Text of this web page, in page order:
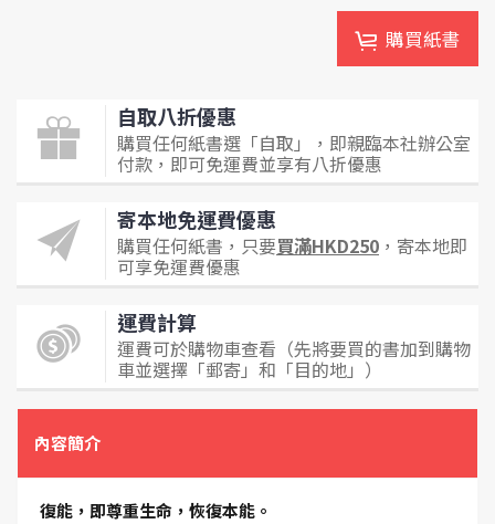
購買紙書
自取八折優惠
購買任何紙書選「自取」，即親臨本社辦公室
付款，即可免運費並享有八折優惠
寄本地免運費優惠
購買任何紙書，只要買滿HKD250 ，寄本地即
可享免運費優惠
運費計算
運費可於購物車查看（先將要買的書加到購物
車並選擇「郵寄」和「目的地」）
內容簡介
復能，即尊重生命，恢復本能。